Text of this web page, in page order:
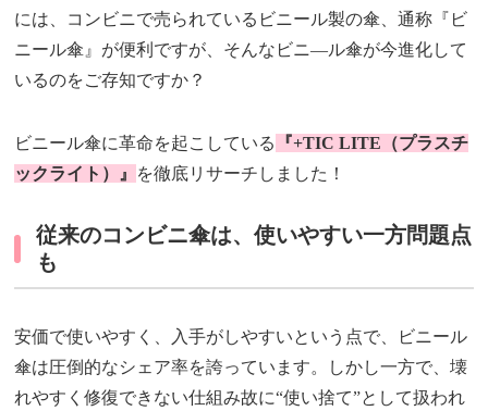
には、コンビニで売られているビニール製の傘、通称『ビ
ニール傘』が便利ですが、そんなビニ―ル傘が今進化して
いるのをご存知ですか？
ビニール傘に革命を起こしている
『+TIC LITE（プラスチ
ックライト）』 を徹底リサーチしました！
従来のコンビニ傘は、使いやすい一方問題点
も
安価で使いやすく、入手がしやすいという点で、ビニール
傘は圧倒的なシェア率を誇っています。しかし一方で、壊
れやすく修復できない仕組み故に“使い捨て”として扱われ